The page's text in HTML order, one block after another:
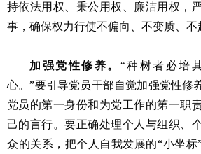
持依法用权、秉公用权、廉洁用权，
事，确保权力行使不偏向、不变质、不
加强党性修养。 “种树者必培
心。”要引导党员干部自觉加强党性修
党员的第一身份和为党工作的第一职
己的言行。要正确处理个人与组织、
众的关系，把个人自我发展的“小坐标